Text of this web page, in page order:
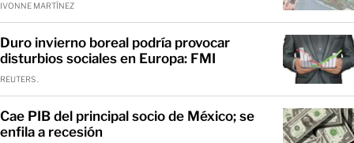
IVONNE MARTÍNEZ
Duro invierno boreal podría provocar
disturbios sociales en Europa: FMI
REUTERS .
Cae PIB del principal socio de México; se
enfila a recesión